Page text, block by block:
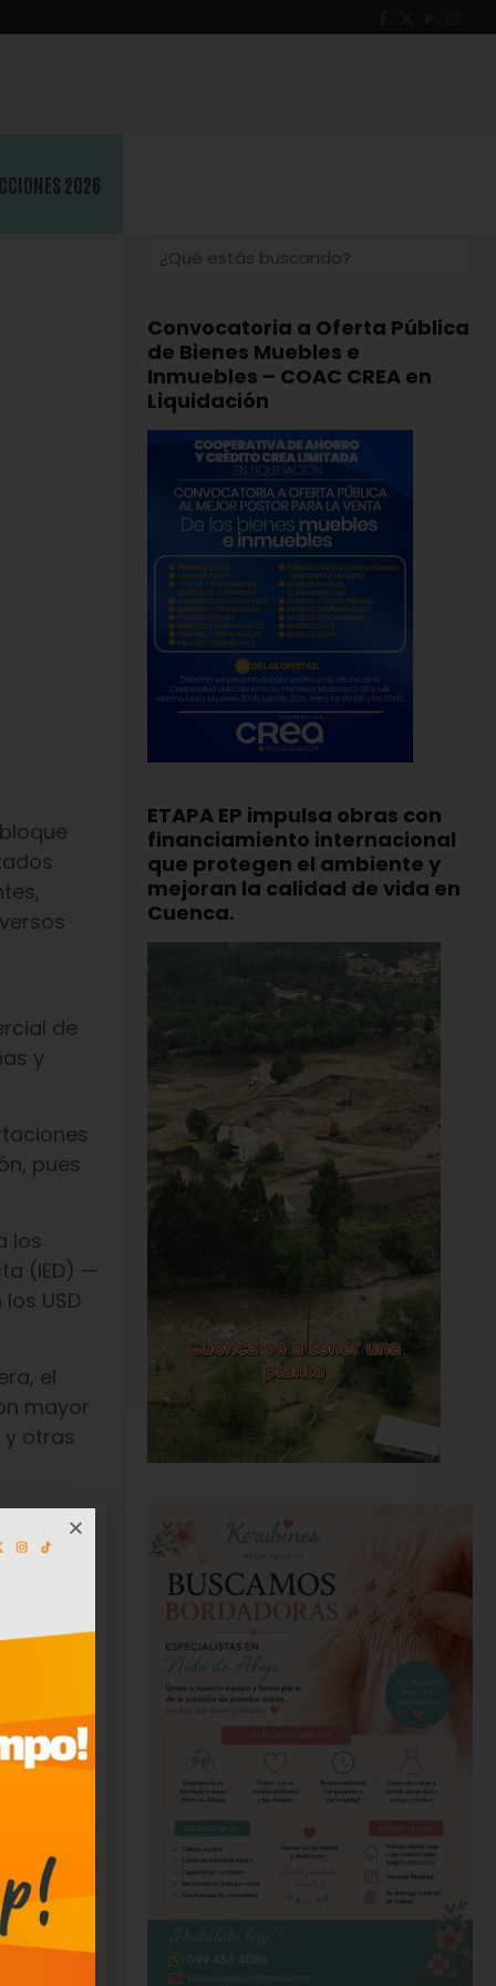
2026
de
y
pues
los
(IED) —
USD
el
mayor
otras
Convocatoria a Oferta Pública
de Bienes Muebles e
Inmuebles – COAC CREA en
Liquidación
ETAPA EP impulsa obras con
financiamiento internacional
que protegen el ambiente y
mejoran la calidad de vida en
Cuenca.